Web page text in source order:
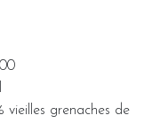
vieilles grenaches de